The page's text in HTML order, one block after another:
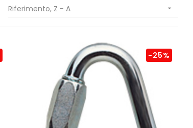
Riferimento, Z - A 
-25%